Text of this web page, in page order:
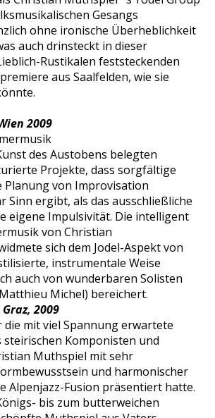
Gesangs
ohne ironische Überheblichkeit
auch drinsteckt in dieser
Rustikalen feststeckenden
aus Saalfelden, wie sie
2009
des Austobens belegten
Projekte, dass sorgfältige
Planung von Improvisation
Sinn ergibt, als das ausschließliche
eigene Impulsivität. Die intelligent
von Christian
sich dem Jodel-Aspekt von
instrumentale Weise
auch von wunderbaren Solisten
Michel) bereichert.
Graz, 2009
die mit viel Spannung erwartete
steirischen Komponisten und
Muthspiel mit sehr
und harmonischer
Alpenjazz-Fusion präsentiert hatte.
bis zum butterweichen